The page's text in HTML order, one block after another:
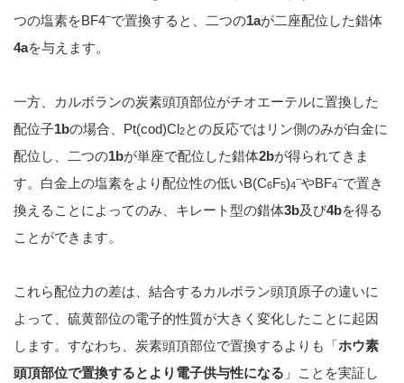
つの塩素をBF4–で置換すると、二つの1aが二座配位した錯体
4aを与えます。
一方、カルボランの炭素頭頂部位がチオエーテルに置換した
配位子1bの場合、Pt(cod)Cl2との反応ではリン側のみが白金に
配位し、二つの1bが単座で配位した錯体2bが得られてきま
す。白金上の塩素をより配位性の低いB(C6F5)4
–やBF4
–で置き
換えることによってのみ、キレート型の錯体3b及び4bを得る
ことができます。
これら配位力の差は、結合するカルボラン頭頂原子の違いに
よって、硫黄部位の電子的性質が大きく変化したことに起因
します。すなわち、炭素頭頂部位で置換するよりも「ホウ素
頭頂部位で置換するとより電子供与性になる 」ことを実証し